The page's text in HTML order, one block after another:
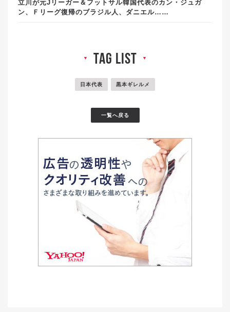
立川が元Jリーガー＆フットサル韓国代表のカン・ジュガ
ン、Ｆリーグ復帰のブラジル人、ダニエル……
▼ tag list ▼
日本代表 黒本ギレルメ
一覧へ戻る